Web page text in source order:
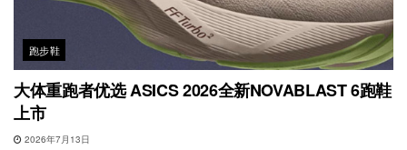
跑步鞋
大体重跑者优选 ASICS 2026全新NOVABLAST 6跑鞋
上市
2026年7月13日